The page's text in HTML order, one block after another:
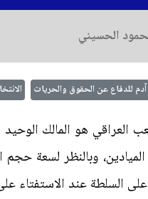
الحسيني
للدفاع عن الحقوق والحريات
العراقي هو المالك
وبالنظر لسعة حجم